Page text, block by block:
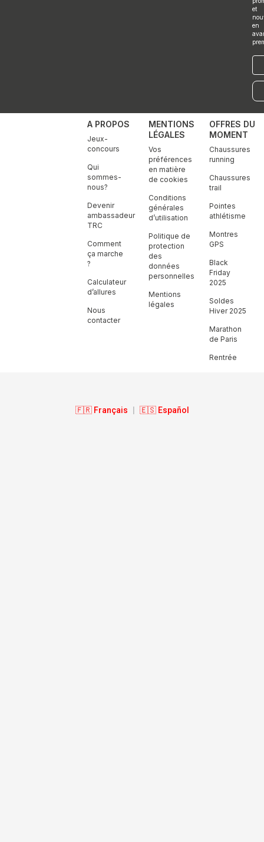
et
en
A PROPOS
Jeux-
concours
Qui
sommes-
nous?
Devenir
ambassadeur
TRC
Comment
ça marche
?
Calculateur
d’allures
Nous
contacter
MENTIONS
LÉGALES
Vos
préférences
en matière
de cookies
Conditions
générales
d’utilisation
Politique de
protection
des
données
personnelles
Mentions
légales
OFFRES DU
MOMENT
Chaussures
running
Chaussures
trail
Pointes
athlétisme
Montres
GPS
Black
Friday
2025
Soldes
Hiver 2025
Marathon
de Paris
Rentrée
🇫🇷 Français 🇪🇸 Español